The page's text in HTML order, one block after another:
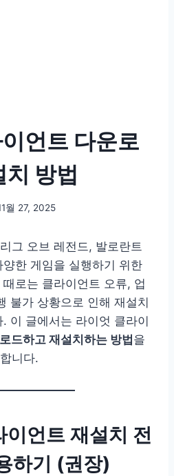
언트 다운로
치 방법
월 27, 2025
그 오브 레전드, 발로란트
한 게임을 실행하기 위한
로는 클라이언트 오류, 업
불가 상황으로 인해 재설치
이 글에서는 라이엇 클라이
드하고 재설치하는 방법을
니다.
이언트 재설치 전
하기 (권장)